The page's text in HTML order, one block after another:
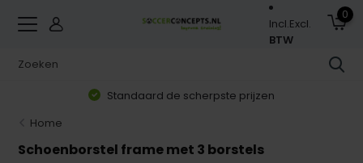
Incl.Excl.
BTW
0
Standaard de scherpste prijzen
Home
Schoenborstel frame met 3 borstels